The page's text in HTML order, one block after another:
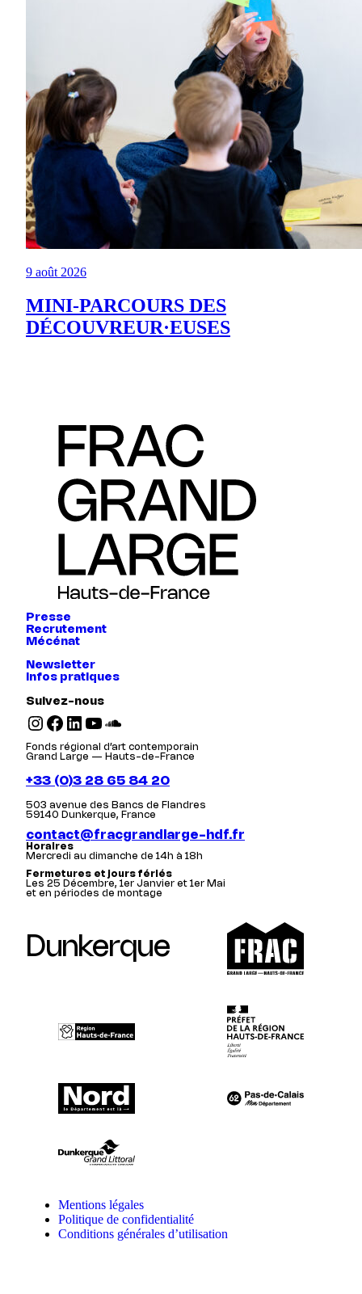
9 août 2026
MINI-PARCOURS DES
DÉCOUVREUR·EUSES
Presse
Recrutement
Mécénat
Newsletter
Infos pratiques
Suivez-nous
Instagram Facebook LinkedIn YouTube SoundCloud
Fonds régional d’art contemporain
Grand Large — Hauts-de-France
+33 (0)3 28 65 84 20
503 avenue des Bancs de Flandres
59140 Dunkerque, France
contact@fracgrandlarge-hdf.fr
Horaires
Mercredi au dimanche de 14h à 18h
Fermetures et jours fériés
Les 25 Décembre, 1er Janvier et 1er Mai
et en périodes de montage
Dunkerque
Mentions légales
Politique de confidentialité
Conditions générales d’utilisation